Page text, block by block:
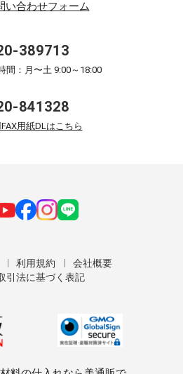
い合わせフォーム
389713
間：月〜土 9:00～18:00
841328
用紙DLはこちら
利用規約
会社概要
引法に基づく表記